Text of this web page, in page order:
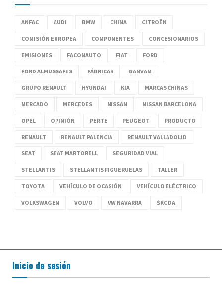
ANFAC AUDI BMW CHINA CITROËN
COMISIÓN EUROPEA COMPONENTES CONCESIONARIOS
EMISIONES FACONAUTO FIAT FORD
FORD ALMUSSAFES FÁBRICAS GANVAM
GRUPO RENAULT HYUNDAI KIA MARCAS CHINAS
MERCADO MERCEDES NISSAN NISSAN BARCELONA
OPEL OPINIÓN PERTE PEUGEOT PRODUCTO
RENAULT RENAULT PALENCIA RENAULT VALLADOLID
SEAT SEAT MARTORELL SEGURIDAD VIAL
STELLANTIS STELLANTIS FIGUERUELAS TALLER
TOYOTA VEHÍCULO DE OCASIÓN VEHÍCULO ELÉCTRICO
VOLKSWAGEN VOLVO VW NAVARRA ŠKODA
Inicio de sesión